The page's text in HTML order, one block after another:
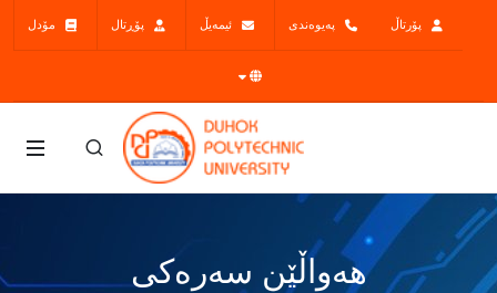
پۆرتاڵ پەیوەندی ئیمەیڵ پۆڕتال مۆدل
هەواڵێن سەرەکی